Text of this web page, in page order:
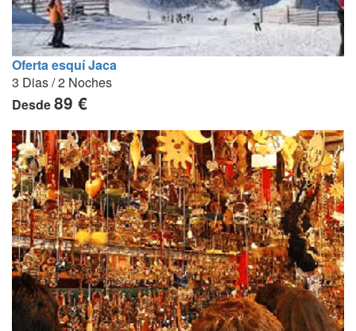
Oferta esquí Jaca
3 Dias / 2 Noches
Desde89 €